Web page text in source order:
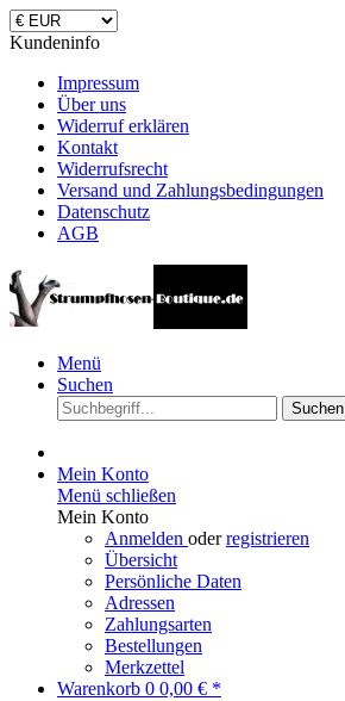
Kundeninfo
Impressum
Über uns
Widerruf erklären
Kontakt
Widerrufsrecht
Versand und Zahlungsbedingungen
Datenschutz
AGB
Menü
Suchen
Suchen
Mein Konto
Menü schließen
Mein Konto
Anmelden oderregistrieren
Übersicht
Persönliche Daten
Adressen
Zahlungsarten
Bestellungen
Merkzettel
Warenkorb 0 0,00 € *